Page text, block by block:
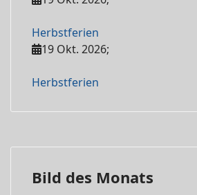
Herbstferien
19 Okt. 2026;
Herbstferien
Bild des Monats